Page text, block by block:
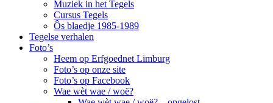
Muziek in het Tegels
Cursus Tegels
Ôs blaedje 1985-1989
Tegelse verhalen
Foto’s
Heem op Erfgoednet Limburg
Foto’s op onze site
Foto’s op Facebook
Wae wèt wae / woë?